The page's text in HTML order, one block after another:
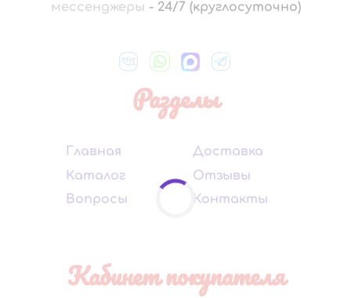
мессенджеры - 24/7 (круглосуточно)
Разделы
Главная
Каталог
Вопросы
Доставка
Отзывы
Контакты
Кабинет покупателя